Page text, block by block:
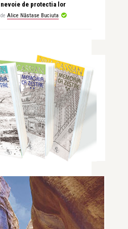
nevoie de protectia lor
de Alice Năstase Buciuta